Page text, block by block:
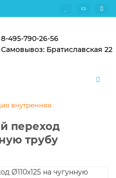
8-495-790-26-56
Самовывоз: Братиславская 22
внутренняя
переход
трубу